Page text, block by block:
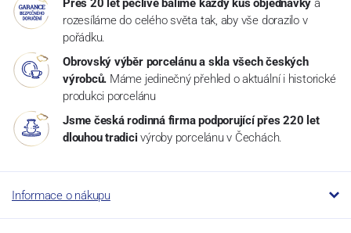
Přes 20 let pečlivě balíme každý kus objednávky a
rozesíláme do celého světa tak, aby vše dorazilo v
pořádku.
Obrovský výběr porcelánu a skla všech českých
výrobců. Máme jedinečný přehled o aktuální i historické
produkci porcelánu
Jsme česká rodinná firma podporující přes 220 let
dlouhou tradici výroby porcelánu v Čechách.
Informace o nákupu